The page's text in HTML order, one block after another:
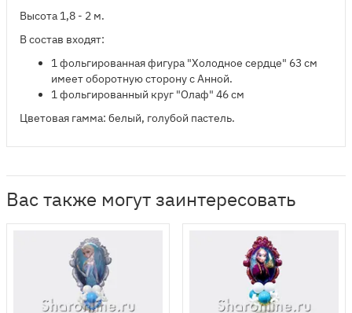
Высота 1,8 - 2 м.
В состав входят:
​1 фольгированная фигура "Холодное сердце" 63 см
имеет оборотную сторону с Анной.
1 фольгированный круг "Олаф" 46 см
Цветовая гамма: белый, голубой пастель.
Вас также могут заинтересовать